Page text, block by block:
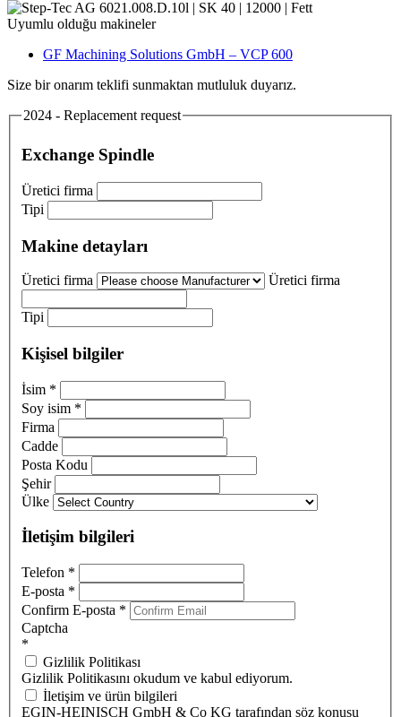
Uyumlu olduğu makineler
GF Machining Solutions GmbH – VCP 600
Size bir onarım teklifi sunmaktan mutluluk duyarız.
2024 - Replacement request
Exchange Spindle
Üretici firma
Tipi
Makine detayları
Üretici firma Üretici firma
Tipi
Kişisel bilgiler
İsim *
Soy isim *
Firma
Cadde
Posta Kodu
Şehir
Ülke
İletişim bilgileri
Telefon *
E-posta *
Confirm E-posta *
Captcha
*
Gizlilik Politikası
Gizlilik Politikasını okudum ve kabul ediyorum.
İletişim ve ürün bilgileri
EGIN-HEINISCH GmbH & Co KG tarafından söz konusu